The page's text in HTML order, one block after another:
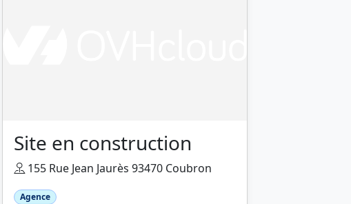
Site en construction
155 Rue Jean Jaurès 93470 Coubron
Agence